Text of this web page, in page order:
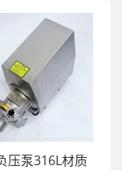
动筛箱，物料在
脱离‌。小振
幅设计（1-2mm）减少物料飞溅和筛网冲击‌。
压泵316L材质